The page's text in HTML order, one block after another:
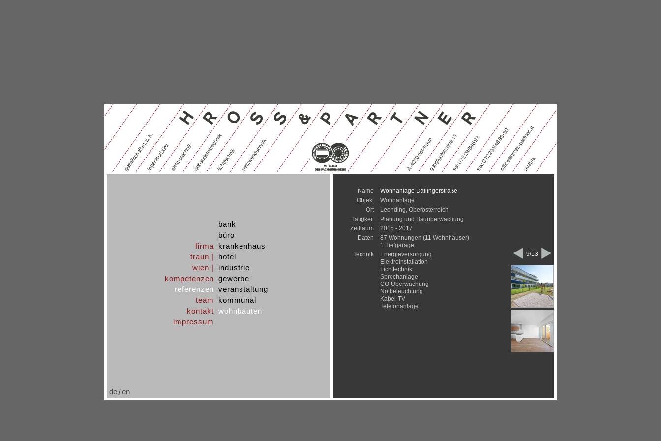
9/13
Name
Wohnanlage Dallingerstraße
Objekt
Wohnanlage
Ort
Leonding, Oberösterreich
Tätigkeit
Planung und Bauüberwachung
Zeitraum
2015 - 2017
Daten
87 Wohnungen (11 Wohnhäuser)
1 Tiefgarage
Technik
Energieversorgung
Elektroinstallation
Lichttechnik
Sprechanlage
CO-Überwachung
Notbeleuchtung
Kabel-TV
Telefonanlage
de en
firma
traun |
wien |
kompetenzen
referenzen
bank
büro
krankenhaus
hotel
industrie
gewerbe
veranstaltung
kommunal
wohnbauten
team
kontakt
impressum